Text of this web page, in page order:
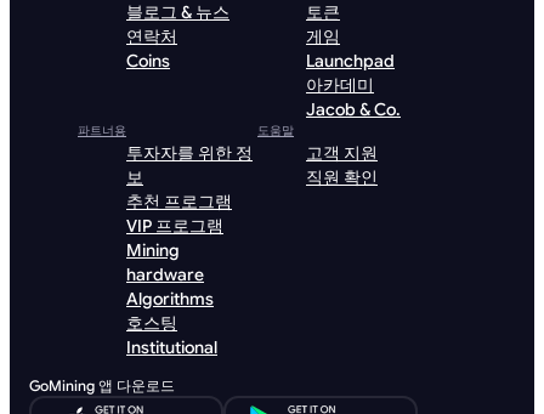
블로그 & 뉴스
연락처
Coins
토큰
게임
Launchpad
아카데미
Jacob & Co.
파트너용
투자자를 위한 정
보
추천 프로그램
VIP 프로그램
Mining
hardware
Algorithms
호스팅
Institutional
도움말
고객 지원
직원 확인
GoMining 앱 다운로드